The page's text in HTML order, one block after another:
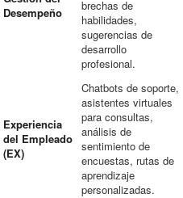
Desempeño
brechas de
habilidades,
sugerencias de
desarrollo
profesional.
Experiencia
del Empleado
(EX)
Chatbots de soporte,
asistentes virtuales
para consultas,
análisis de
sentimiento de
encuestas, rutas de
aprendizaje
personalizadas.